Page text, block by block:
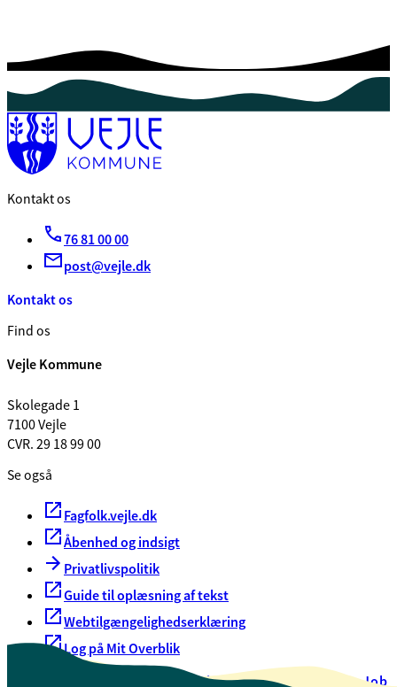
Kontakt os
76 81 00 00
post@vejle.dk
Kontakt os
Find os
Vejle Kommune
Skolegade 1
7100 Vejle
CVR. 29 18 99 00
Se også
Fagfolk.vejle.dk
Åbenhed og indsigt
Privatlivspolitik
Guide til oplæsning af tekst
Webtilgængelighedserklæring
Log på Mit Overblik
Oversigt over selvbetjeningJob